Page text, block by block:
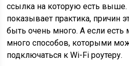
ссылка на которую есть
показывает практика, причин
быть очень много. А если есть
много способов, которыми
подключаться к Wi-Fi роутеру.